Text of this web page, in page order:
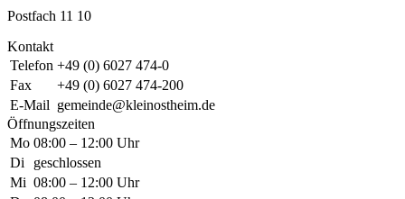
Postfach 11 10
Kontakt
Telefon +49 (0) 6027 474-0
Fax
+49 (0) 6027 474-200
E-Mail gemeinde@kleinostheim.de
Öffnungszeiten
Mo 08:00 – 12:00 Uhr
Di
geschlossen
Mi 08:00 – 12:00 Uhr